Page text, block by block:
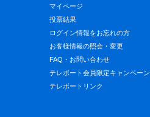
マイページ
投票結果
ログイン情報をお忘れの方
お客様情報の照会・変更
FAQ・お問い合わせ
テレボート会員限定キャンペーン
テレボートリンク